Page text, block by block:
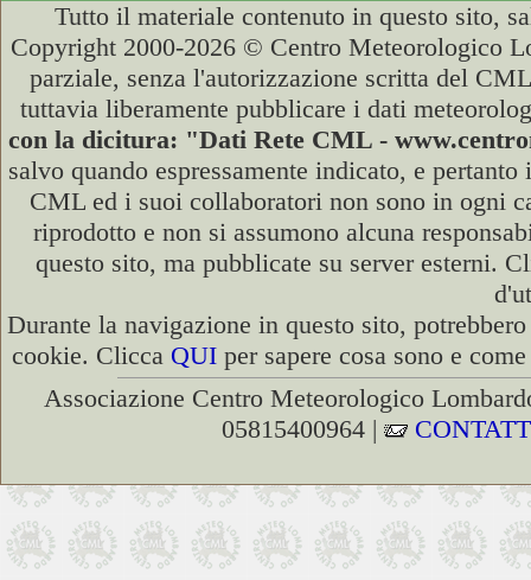
Tutto il materiale contenuto in questo sito,
Copyright 2000-2026 © Centro Meteorologico
parziale, senza l'autorizzazione scritta del
tuttavia liberamente pubblicare i dati
con la dicitura: "Dati Rete CML -
salvo quando espressamente indicato, e
CML ed i suoi collaboratori non sono in ogni
riprodotto e non si assumono alcuna
questo sito, ma pubblicate su server esterni.
Durante la navigazione in questo sito,
cookie. Clicca QUI per sapere cosa sono e
Associazione Centro Meteorologico
05815400964 |